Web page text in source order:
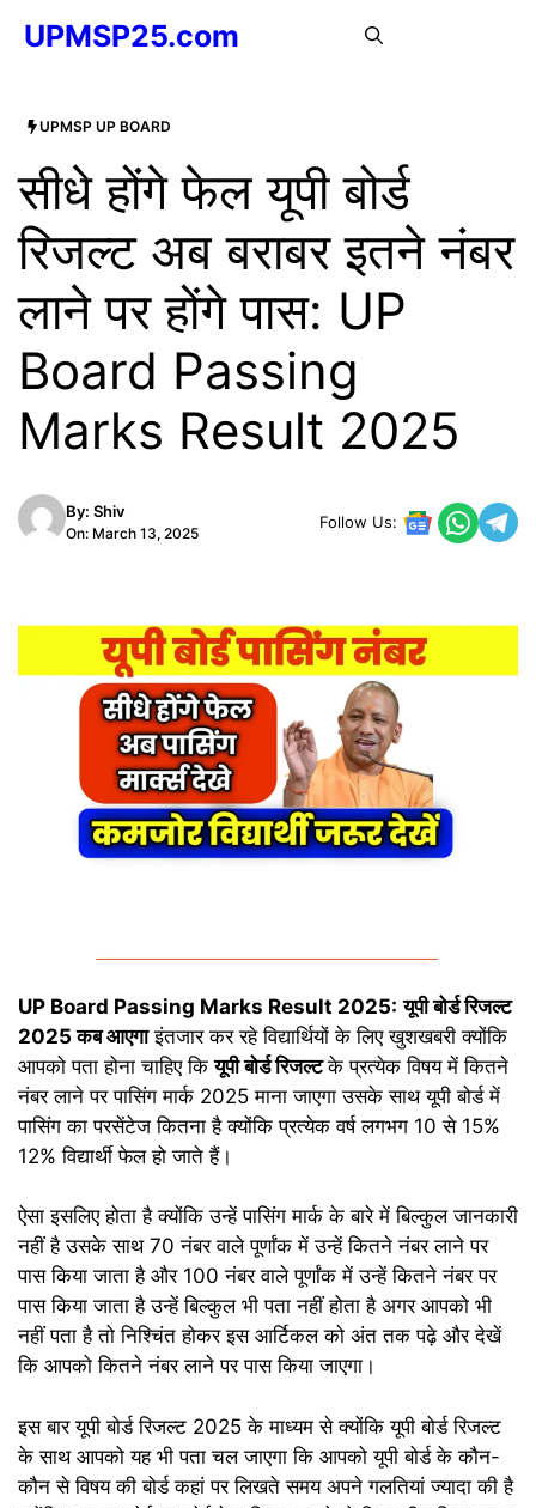
UPMSP25.com
UPMSP UP BOARD
सीधे होंगे फेल यूपी बोर्ड
रिजल्ट अब बराबर इतने नंबर
लाने पर होंगे पास: UP
Board Passing
Marks Result 2025
By: Shiv
On: March 13, 2025
Follow Us:
UP Board Passing Marks Result 2025: यूपी बोर्ड रिजल्ट
2025 कब आएगाइंतजार कर रहे विद्यार्थियों के लिए खुशखबरी क्योंकि
आपको पता होना चाहिए कियूपी बोर्ड रिजल्टके प्रत्येक विषय में कितने
नंबर लाने पर पासिंग मार्क 2025 माना जाएगा उसके साथ यूपी बोर्ड में
पासिंग का परसेंटेज कितना है क्योंकि प्रत्येक वर्ष लगभग 10 से 15%
12% विद्यार्थी फेल हो जाते हैं।
ऐसा इसलिए होता है क्योंकि उन्हें पासिंग मार्क के बारे में बिल्कुल जानकारी
नहीं है उसके साथ 70 नंबर वाले पूर्णांक में उन्हें कितने नंबर लाने पर
पास किया जाता है और 100 नंबर वाले पूर्णांक में उन्हें कितने नंबर पर
पास किया जाता है उन्हें बिल्कुल भी पता नहीं होता है अगर आपको भी
नहीं पता है तो निश्चिंत होकर इस आर्टिकल को अंत तक पढ़े और देखें
कि आपको कितने नंबर लाने पर पास किया जाएगा।
इस बार यूपी बोर्ड रिजल्ट 2025 के माध्यम से क्योंकि यूपी बोर्ड रिजल्ट
के साथ आपको यह भी पता चल जाएगा कि आपको यूपी बोर्ड के कौन-
कौन से विषय की बोर्ड कहां पर लिखते समय अपने गलतियां ज्यादा की है